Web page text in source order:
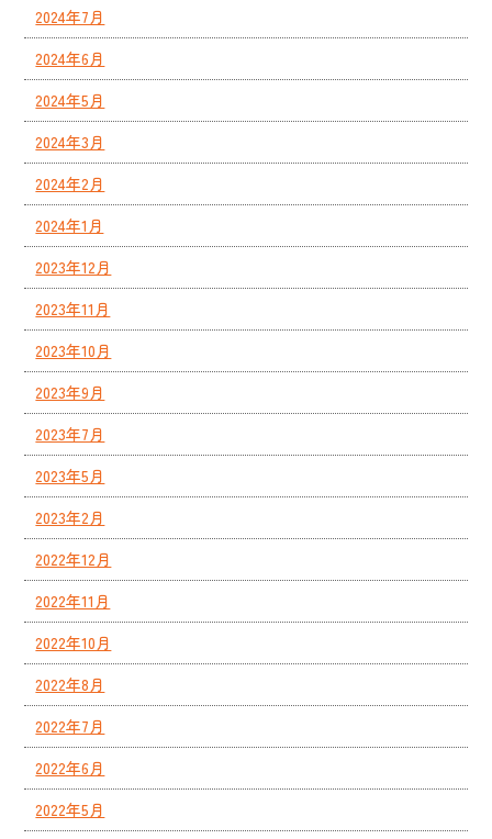
2024年7月
2024年6月
2024年5月
2024年3月
2024年2月
2024年1月
2023年12月
2023年11月
2023年10月
2023年9月
2023年7月
2023年5月
2023年2月
2022年12月
2022年11月
2022年10月
2022年8月
2022年7月
2022年6月
2022年5月